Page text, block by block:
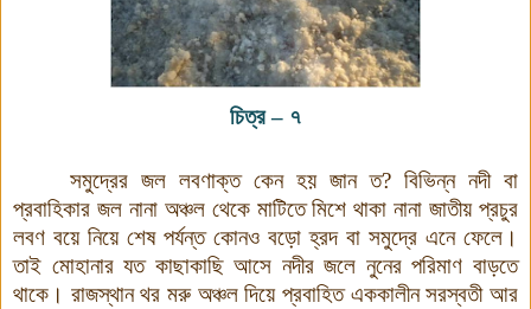
চিত্র– ৭
সমুদ্রের জল লবণাক্ত কেন হয় জান ত? বিভিন্ন নদী বা
প্রবাহিকার জল নানা অঞ্চল থেকে মাটিতে মিশে থাকা নানা জাতীয় প্রচুর
লবণ বয়ে নিয়ে শেষ পর্যন্ত কোনও বড়ো হ্রদ বা সমুদ্রে এনে ফেলে।
তাই মোহানার যত কাছাকাছি আসে নদীর জলে নুনের পরিমাণ বাড়তে
থাকে। রাজস্থান থর মরু অঞ্চল দিয়ে প্রবাহিত এককালীন সরস্বতী আর